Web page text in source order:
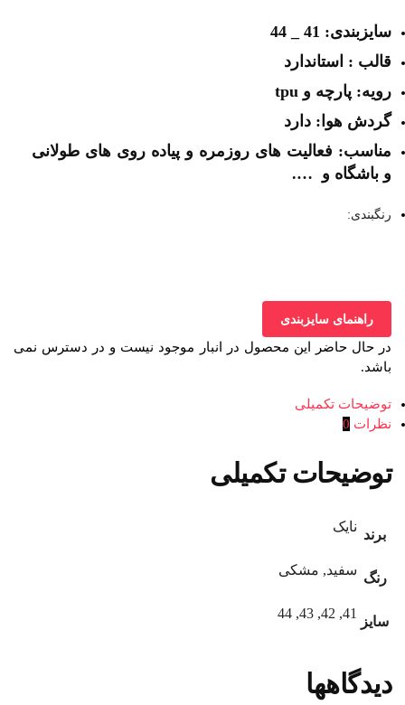
سایزبندی: 41 _ 44
قالب : استاندارد
رویه: پارچه و tpu
گردش هوا: دارد
مناسب: فعالیت های روزمره و پیاده روی های طولانی
و باشگاه و ….
رنگبندی:
راهنمای سایزبندی
در حال حاضر این محصول در انبار موجود نیست و در دسترس نمی
باشد.
توضیحات تکمیلی
نظرات 0
توضیحات تکمیلی
برند
نایک
رنگ
سفید, مشکی
سایز
41, 42, 43, 44
دیدگاهها